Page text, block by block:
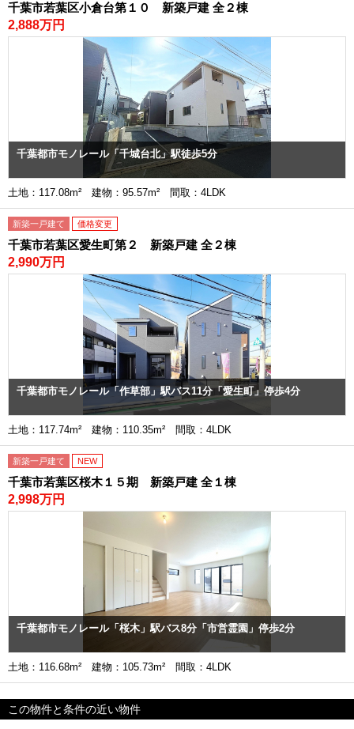
千葉市若葉区小倉台第１０ 新築戸建 全２棟
2,888万円
千葉都市モノレール「千城台北」駅徒歩5分
土地：117.08m² 建物：95.57m² 間取：4LDK
新築一戸建て 価格変更
千葉市若葉区愛生町第２ 新築戸建 全２棟
2,990万円
千葉都市モノレール「作草部」駅バス11分「愛生町」停歩4分
土地：117.74m² 建物：110.35m² 間取：4LDK
新築一戸建て NEW
千葉市若葉区桜木１５期 新築戸建 全１棟
2,998万円
千葉都市モノレール「桜木」駅バス8分「市営霊園」停歩2分
土地：116.68m² 建物：105.73m² 間取：4LDK
この物件と条件の近い物件